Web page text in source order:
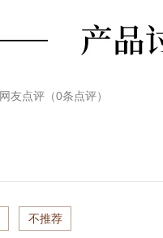
网友点评（0条点评）
不推荐